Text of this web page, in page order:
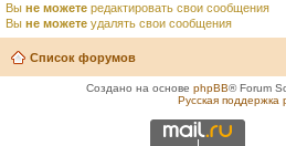
Вы не можете редактировать свои сообщения
Вы не можете удалять свои сообщения
Список форумов
Создано на основе phpBB® Forum
Русская поддержка